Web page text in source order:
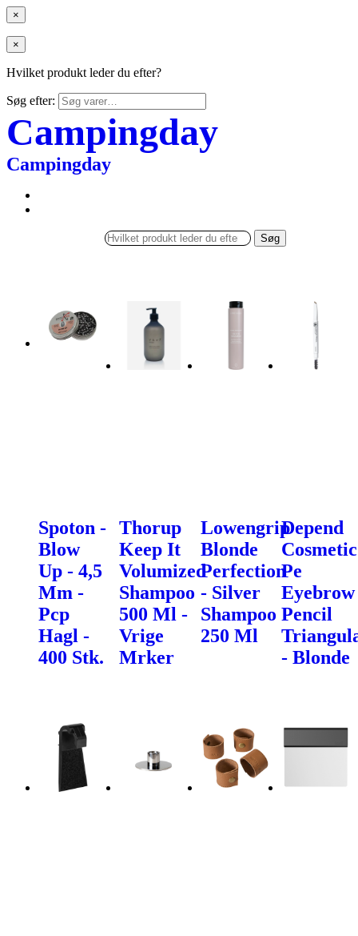
×
×
Hvilket produkt leder du efter?
Søg efter:
Campingday
Campingday
Søg
Spoton -
Blow
Up - 4,5
Mm -
Pcp
Hagl -
400 Stk.
Thorup
Keep It
Volumized
Shampoo
500 Ml -
Vrige
Mrker
Lowengrip
Blonde
Perfection
- Silver
Shampoo
250 Ml
Depend
Cosmetic
Pe
Eyebrow
Pencil
- Blonde